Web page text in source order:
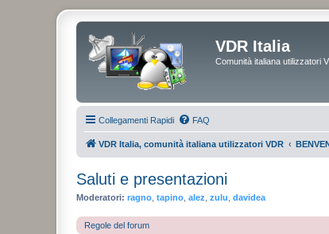
VDR Italia
Comunità italiana utilizzatori
Collegamenti Rapidi FAQ
VDR Italia, comunità italiana utilizzatori VDR
Saluti e presentazioni
Moderatori: ragno tapino alez zulu davidea
Regole del forum